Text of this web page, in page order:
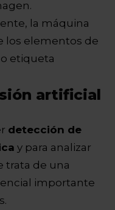
la máquina
los elementos de
etiqueta
artificial
detección de
y para analizar
trata de una
importante